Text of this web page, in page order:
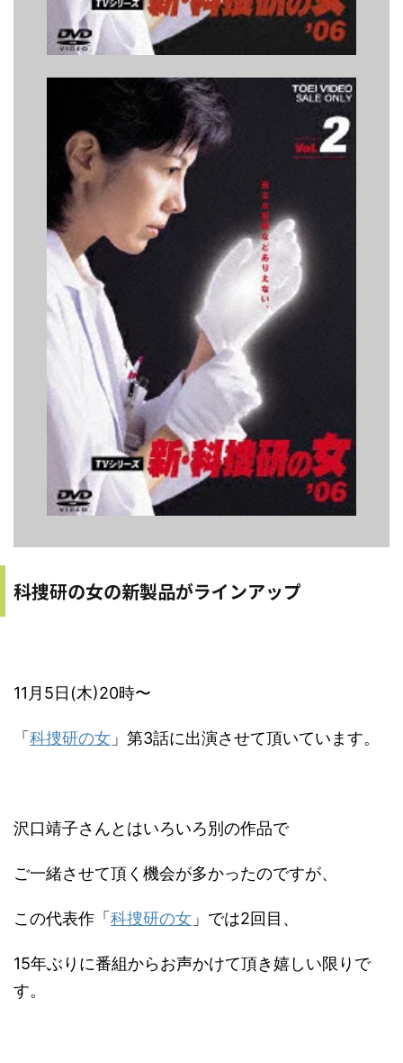
科捜研の女の新製品がラインアップ
11月5日(木)20時〜
「 科捜研の女 」第3話に出演させて頂いています。
沢口靖子さんとはいろいろ別の作品で
ご一緒させて頂く機会が多かったのですが、
この代表作「 科捜研の女 」では2回目、
15年ぶりに番組からお声かけて頂き嬉しい限りで
す。